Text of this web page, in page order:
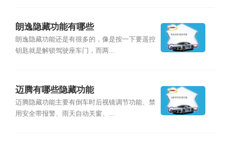
朗逸隐藏功能有哪些
朗逸隐藏功能还是有很多的，像是按一下要遥控
钥匙就是解锁驾驶座车门，而两...
迈腾有哪些隐藏功能
迈腾隐藏功能主要有倒车时后视镜调节功能、禁
用安全带报警、雨天自动关窗、...